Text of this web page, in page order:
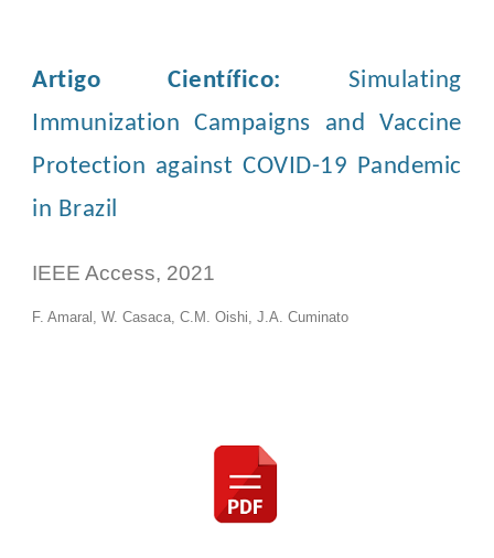
Artigo Científico: Simulating
Immunization Campaigns and Vaccine
Protection against COVID-19 Pandemic
in Brazil
IEEE Access, 2021
F. Amaral, W. Casaca, C.M. Oishi, J.A. Cuminato